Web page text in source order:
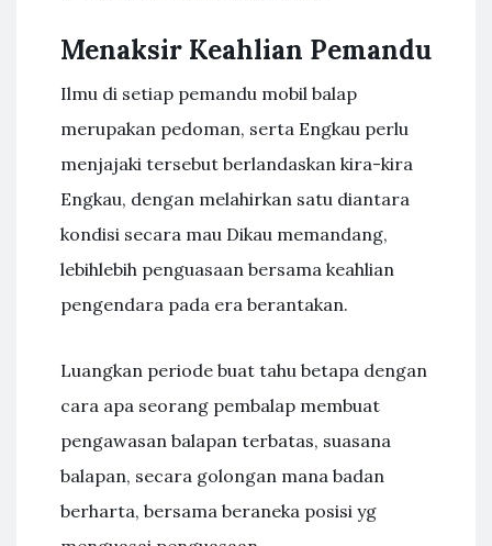
Menaksir Keahlian Pemandu
Ilmu di setiap pemandu mobil balap
merupakan pedoman, serta Engkau perlu
menjajaki tersebut berlandaskan kira-kira
Engkau, dengan melahirkan satu diantara
kondisi secara mau Dikau memandang,
lebihlebih penguasaan bersama keahlian
pengendara pada era berantakan.
Luangkan periode buat tahu betapa dengan
cara apa seorang pembalap membuat
pengawasan balapan terbatas, suasana
balapan, secara golongan mana badan
berharta, bersama beraneka posisi yg